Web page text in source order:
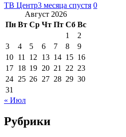
ТВ Центр3 месяца спустя 0
Август 2026
Пн Вт Ср Чт Пт Сб Вс
1
2
3
4 5 6 7 8
9
10 11 12 13 14 15 16
17 18 19 20 21 22 23
24 25 26 27 28 29 30
31
« Июл
Рубрики